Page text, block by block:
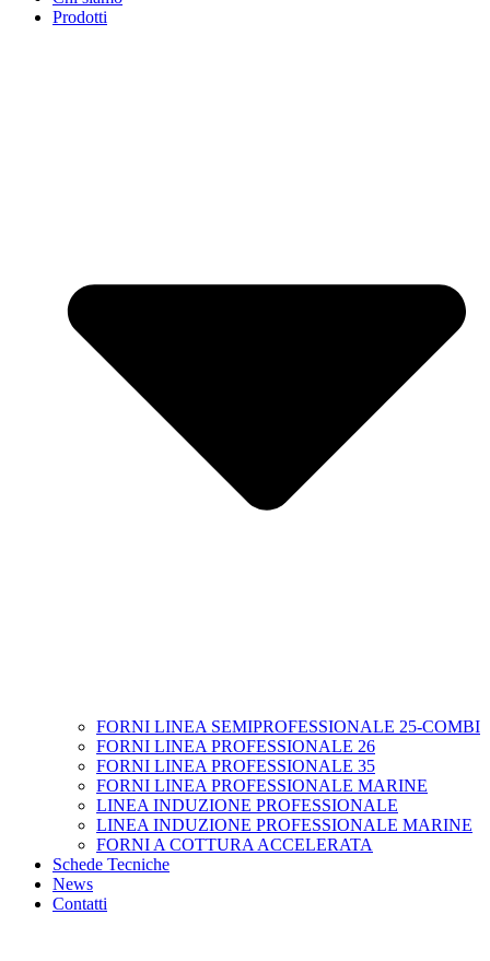
Prodotti
FORNI LINEA SEMIPROFESSIONALE 25-COMBI
FORNI LINEA PROFESSIONALE 26
FORNI LINEA PROFESSIONALE 35
FORNI LINEA PROFESSIONALE MARINE
LINEA INDUZIONE PROFESSIONALE
LINEA INDUZIONE PROFESSIONALE MARINE
FORNI A COTTURA ACCELERATA
Schede Tecniche
News
Contatti